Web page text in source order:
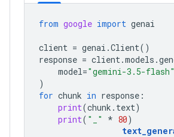
from google import genai
client = genai .Client()
response = client.models .
model="gemini-3.5-flash"
)
for chunk in response :
print(chunk . text)
print( "_" * 80)